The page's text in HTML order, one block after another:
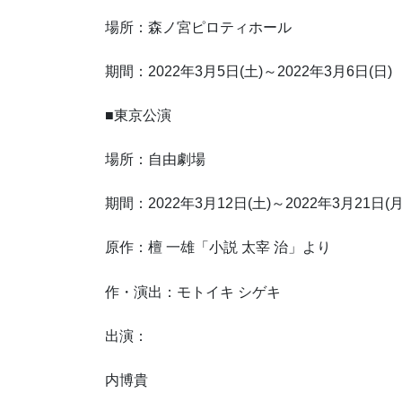
場所：森ノ宮ピロティホール
期間：2022年3月5日(土)～2022年3月6日(日)
■東京公演
場所：自由劇場
期間：2022年3月12日(土)～2022年3月21日(
原作：檀 一雄「小説 太宰 治」より
作・演出：モトイキ シゲキ
出演：
内博貴